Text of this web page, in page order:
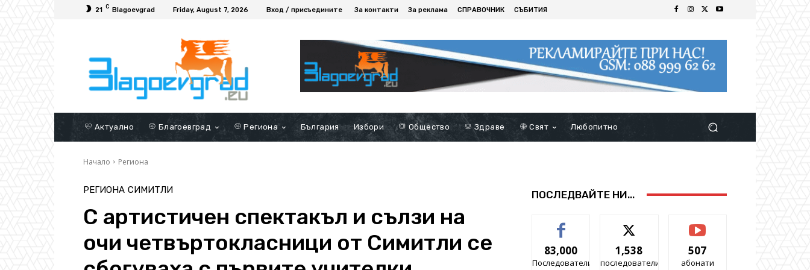
21 C Blagoevgrad Friday, August 7, 2026 Вход / присъедините За контакти За реклама СПРАВОЧНИК СЪБИТИЯ
Актуално Благоевград Региона България Избори Общество Здраве Свят Любопитно
Начало Региона
РЕГИОНА СИМИТЛИ
С артистичен спектакъл и сълзи на
очи четвъртокласници от Симитли се
ПОСЛЕДВАЙТЕ НИ...
83,000
Последователи
1,538
последователи
507
абонати